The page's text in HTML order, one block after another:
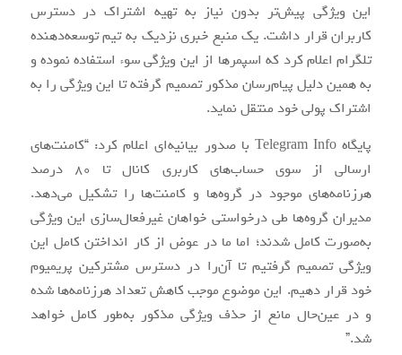
این ویژگی پیش‌تر بدون نیاز به تهیه اشتراک در دسترس
کاربران قرار داشت. یک منبع خبری نزدیک به تیم توسعه‌دهنده
تلگرام اعلام کرد که اسپمرها از این ویژگی سوء استفاده نموده و
به همین دلیل پیام‌رسان مذکور تصمیم گرفته تا این ویژگی را به
اشتراک پولی خود منتقل نماید.
پایگاه Telegram Info با صدور بیانیه‌ای اعلام کرد: “کامنت‌های
ارسالی از سوی حساب‌‌های کاربری کانال تا 80 درصد
هرزنامه‌های موجود در گروه‌ها و کامنت‌ها را تشکیل می‌دهد.
مدیران گروه‌ها طی درخواستی خواهان غیرفعال‌سازی این ویژگی
به‌صورت کامل شدند؛ اما ما در عوض از کار انداختن کامل این
ویژگی تصمیم گرفتیم تا آن‌را در دسترس مشترکین پریمیوم
خود قرار دهیم. این موضوع موجب کاهش تعداد هرزنامه‌ها شده
و در عین‌حال مانع از حذف ویژگی مذکور به‌طور کامل خواهد
شد.”